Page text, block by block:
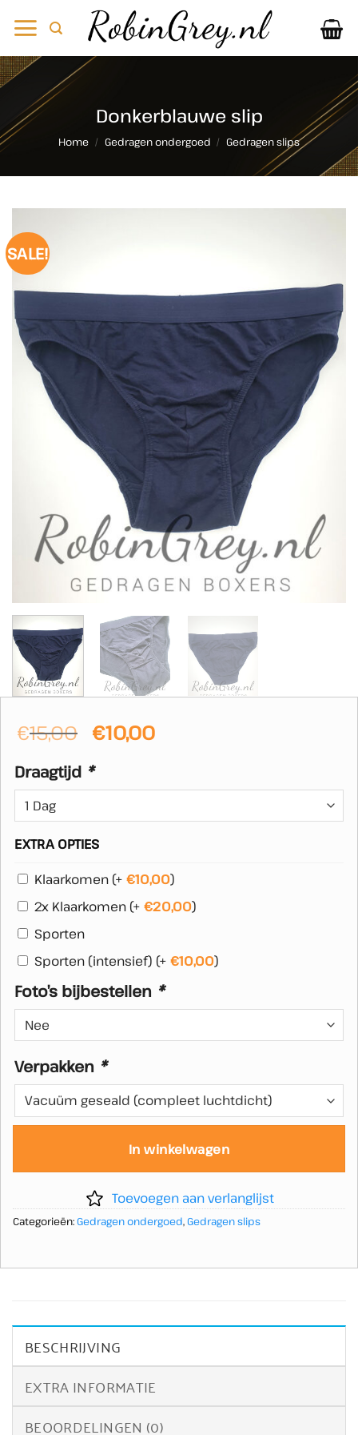
naar
Donkerblauwe slip
Home / Gedragen ondergoed / Gedragen slips
SALE!
€15,00 Oorspronkelijke
prijs
€15,00.
€10,00Huidige
Draagtijd *
EXTRA OPTIES
Klaarkomen (+ €10,00)
2x Klaarkomen (+ €20,00)
Sporten
Sporten (intensief) (+ €10,00)
Foto’s bijbestellen *
Verpakken *
In winkelwagen
Toevoegen aan verlanglijst
Categorieën:Gedragen ondergoed,Gedragen slips
BESCHRIJVING
EXTRA INFORMATIE
BEOORDELINGEN (0)